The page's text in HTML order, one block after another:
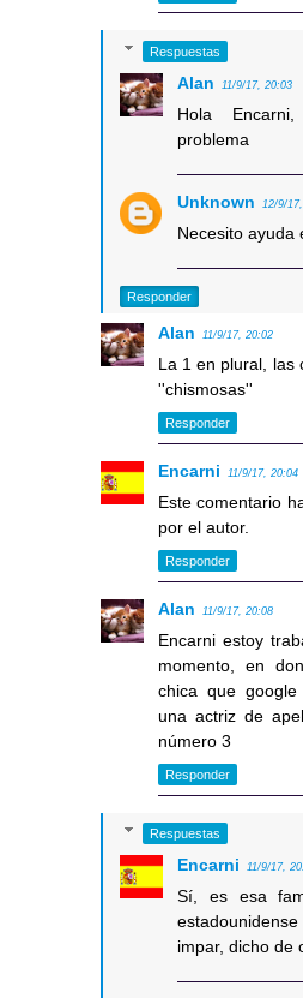
Respuestas
Alan 11/9/17, 20:03
Hola
problema
Unknown 12/9/
Necesito ayuda
Responder
Alan 11/9/17, 20:02
La 1 en plural, las
''chismosas''
Responder
Encarni 11/9/17, 20:04
Este comentario
por el autor.
Responder
Alan 11/9/17, 20:08
Encarni estoy
momento, en
chica que
una actriz de
número 3
Responder
Respuestas
Encarni 11/9/17,
Sí, es esa
impar, dicho de